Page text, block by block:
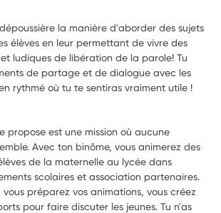
dépoussière la manière d'aborder des sujets
élèves en leur permettant de vivre des
ludiques de libération de la parole! Tu
de partage et de dialogue avec les
rythmé où tu te sentiras vraiment utile !
propose est une mission où aucune
Avec ton binôme, vous animerez des
de la maternelle au lycée dans
scolaires et association partenaires.
préparez vos animations, vous créez
pour faire discuter les jeunes. Tu n'as